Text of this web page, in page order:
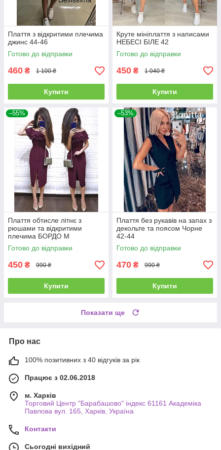
Плаття з відкритими плечима
джинс 44-46
Готово до відправки
460 ₴ 1 100 ₴
Купити
Круте мініплаття з написами
НЕБЕСІ БІЛЕ 42
Готово до відправки
450 ₴ 1 040 ₴
Купити
–55%
Плаття обтисле літнє з
рюшами та відкритими
плечима БОРДО М
Готово до відправки
450 ₴ 990 ₴
Купити
–53%
Плаття без рукавів на запах з
декольте та поясом Чорне
42-44
Готово до відправки
470 ₴ 990 ₴
Купити
Показати ще
Про нас
100% позитивних з 40 відгуків за рік
Працює з 02.06.2018
м. Харків
Торговий Центр "Барабашово" індекс 61161 Академіка
Павлова вул. 165, Харків, Україна
Контакти
Сьогодні вихідний